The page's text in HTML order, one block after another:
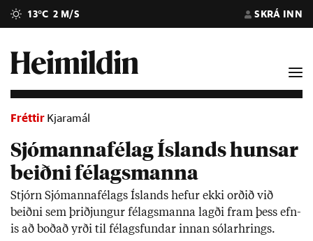
13°C 2 M/S SKRÁ INN
Fréttir Kjaramál
Sjómannafélag Íslands hunsar
beiðni félagsmanna
Stjórn Sjó­manna­fé­lags Ís­lands hef­ur ekki orð­ið við
beiðni sem þriðj­ung­ur fé­lags­manna lagði fram þess efn­
is að boð­að yrði til fé­lags­fund­ar inn­an sól­ar­hrings.